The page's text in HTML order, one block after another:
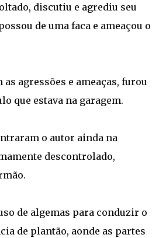
discutiu e agrediu seu
de uma faca e ameaçou o
agressões e ameaças, furou
que estava na garagem.
o autor ainda na
descontrolado,
de algemas para conduzir o
de plantão, aonde as partes